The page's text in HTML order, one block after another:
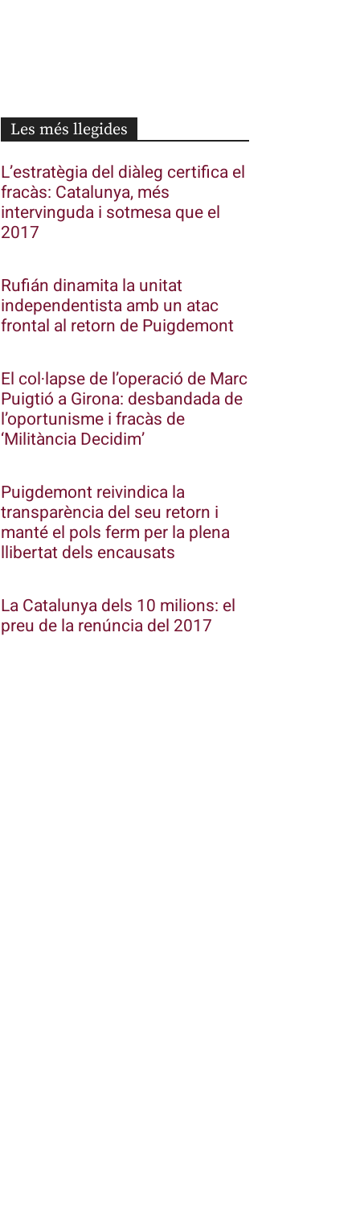
Les més llegides
L’estratègia del diàleg certifica el
fracàs: Catalunya, més
intervinguda i sotmesa que el
2017
Rufián dinamita la unitat
independentista amb un atac
frontal al retorn de Puigdemont
El col·lapse de l’operació de Marc
Puigtió a Girona: desbandada de
l’oportunisme i fracàs de
‘Militància Decidim’
Puigdemont reivindica la
transparència del seu retorn i
manté el pols ferm per la plena
llibertat dels encausats
La Catalunya dels 10 milions: el
preu de la renúncia del 2017